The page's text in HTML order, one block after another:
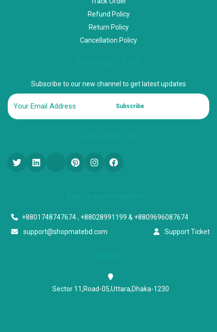
Refund Policy
Return Policy
Cancellation Policy
Subscribe to our new channel to get latest updates
Subscribe
+8801748747674 , +88028991199 & +8809696087674
support@shopmatebd.com
Support Ticket
Sector 11,Road-05,Uttara,Dhaka-1230